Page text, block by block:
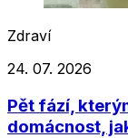
Zdraví
24. 07. 2026
Pět fází,
domácnost,